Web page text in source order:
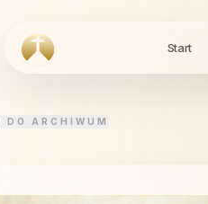
Start
DO ARCHIWUM